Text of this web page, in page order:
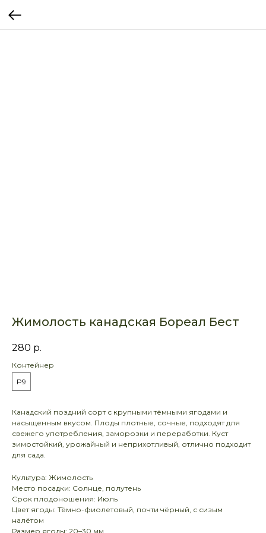
Жимолость канадская Бореал Бест
280 р.
Контейнер
P9
Канадский поздний сорт с крупными тёмными ягодами и
насыщенным вкусом. Плоды плотные, сочные, подходят для
свежего употребления, заморозки и переработки. Куст
зимостойкий, урожайный и неприхотливый, отлично подходит
для сада.
Культура: Жимолость
Место посадки: Солнце, полутень
Срок плодоношения: Июль
Цвет ягоды: Тёмно-фиолетовый, почти чёрный, с сизым
налётом
Размер ягоды: 20–30 мм